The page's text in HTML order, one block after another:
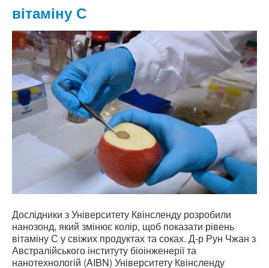
вітаміну С
Дослідники з Університету Квінсленду розробили
нанозонд, який змінює колір, щоб показати рівень
вітаміну С у свіжих продуктах та соках. Д-р Рун Чжан з
Австралійського інституту біоінженерії та
нанотехнологій (AIBN) Університету Квінсленду